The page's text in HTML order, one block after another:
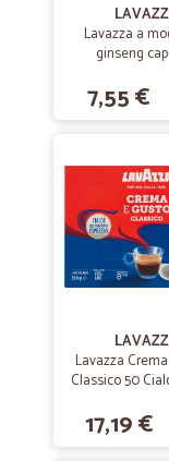
—
Articoli sempre
Articoli sempre
completamente
Puntualità e
questioni. Unico
tempi di oggi è più
—
Veloci precisi ...
—
Tutto perfetto
Tutto perfetto
Lavazza a
ginseng
7,55 €
Lavazza
Classico 50
17,19 €